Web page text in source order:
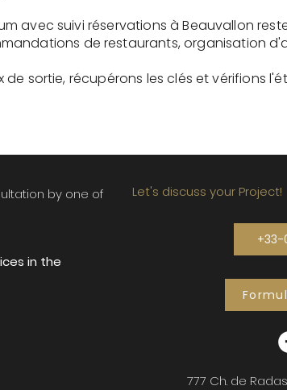
avec suivi réservations à Beauvallon
de restaurants, organisation
sortie, récupérons les clés et vérifions
by one of
in the
Let's discuss your Project!
777 Ch. de